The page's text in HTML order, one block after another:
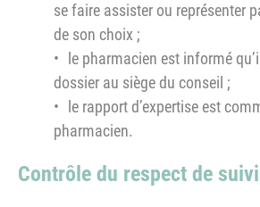
se faire assister ou représenter
de son choix ;
le pharmacien est informé
dossier au siège du conseil ;
le rapport d’expertise est
pharmacien.
Contrôle du respect de